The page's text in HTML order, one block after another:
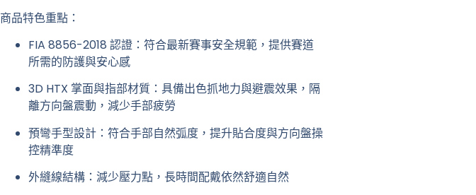
商品特色重點：
FIA 8856-2018 認證 ：符合最新賽事安全規範，提供賽道
所需的防護與安心感
3D HTX 掌面與指部材質 ：具備出色抓地力與避震效果，隔
離方向盤震動，減少手部疲勞
預彎手型設計 ：符合手部自然弧度，提升貼合度與方向盤操
控精準度
外縫線結構 ：減少壓力點，長時間配戴依然舒適自然